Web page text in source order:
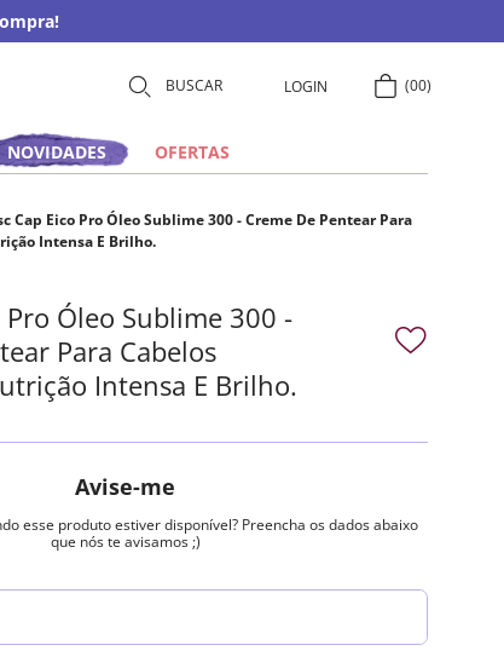
LOGIN 00
NOVIDADES OFERTAS
Cap Eico Pro Óleo Sublime 300 - Creme De Pentear Para
Intensa E Brilho.
Pro Óleo Sublime 300 -
Para Cabelos
Intensa E Brilho.